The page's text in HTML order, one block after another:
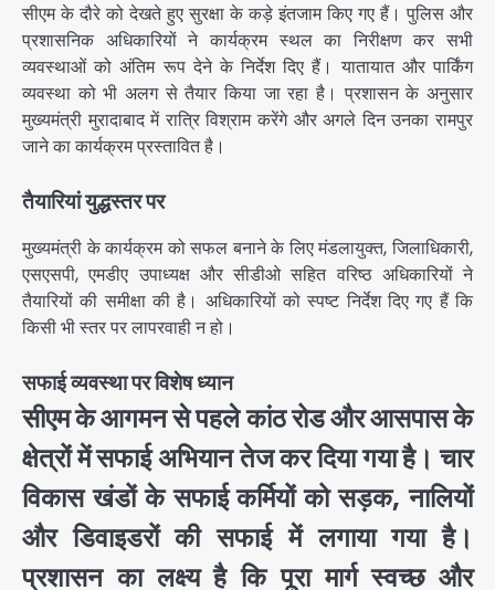
सीएम के दौरे को देखते हुए सुरक्षा के कड़े इंतजाम किए गए हैं। पुलिस और
प्रशासनिक अधिकारियों ने कार्यक्रम स्थल का निरीक्षण कर सभी
व्यवस्थाओं को अंतिम रूप देने के निर्देश दिए हैं। यातायात और पार्किंग
व्यवस्था को भी अलग से तैयार किया जा रहा है। प्रशासन के अनुसार
मुख्यमंत्री मुरादाबाद में रात्रि विश्राम करेंगे और अगले दिन उनका रामपुर
जाने का कार्यक्रम प्रस्तावित है।
तैयारियां युद्धस्तर पर
मुख्यमंत्री के कार्यक्रम को सफल बनाने के लिए मंडलायुक्त, जिलाधिकारी,
एसएसपी, एमडीए उपाध्यक्ष और सीडीओ सहित वरिष्ठ अधिकारियों ने
तैयारियों की समीक्षा की है। अधिकारियों को स्पष्ट निर्देश दिए गए हैं कि
किसी भी स्तर पर लापरवाही न हो।
सफाई व्यवस्था पर विशेष ध्यान
सीएम के आगमन से पहले कांठ रोड और आसपास के
क्षेत्रों में सफाई अभियान तेज कर दिया गया है। चार
विकास खंडों के सफाई कर्मियों को सड़क, नालियों
और डिवाइडरों की सफाई में लगाया गया है।
प्रशासन का लक्ष्य है कि पूरा मार्ग स्वच्छ और